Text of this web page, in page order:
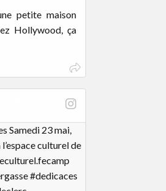
petite maison
Hollywood, ça